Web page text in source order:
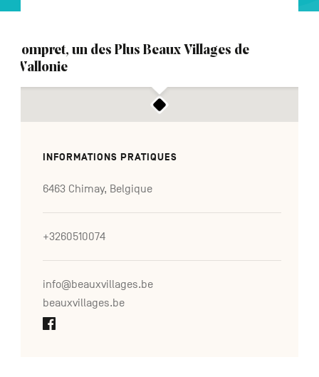
Lompret, un des Plus Beaux Villages de
Wallonie
INFORMATIONS PRATIQUES
6463 Chimay, Belgique
+3260510074
info@beauxvillages.be
beauxvillages.be